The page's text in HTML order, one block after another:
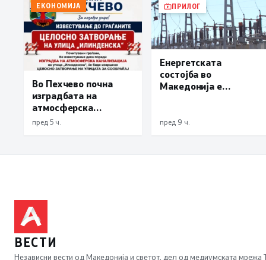
ЕКОНОМИЈА
Во Пехчево почна
изградбата на
атмосферска
канализација на
улицата
пред 5 ч.
ПРИЛОГ
Енергетската
состојба во
Македонија е
пред 9 ч.
ВЕСТИ
Независни вести од Македонија и светот, дел од медиумската